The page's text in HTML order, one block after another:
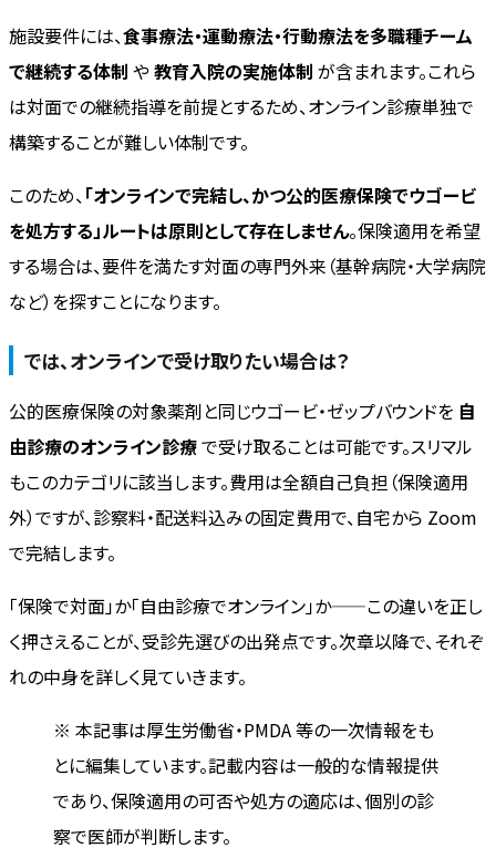
施設要件には、食事療法・運動療法・行動療法を多職種チーム
で継続する体制 や教育入院の実施体制 が含まれます。これら
は対面での継続指導を前提とするため、オンライン診療単独で
構築することが難しい体制です。
このため、 「オンラインで完結し、かつ公的医療保険でウゴービ
を処方する」ルートは原則として存在しません。保険適用を希望
する場合は、要件を満たす対面の専門外来（基幹病院・大学病院
など）を探すことになります。
では、オンラインで受け取りたい場合は？
公的医療保険の対象薬剤と同じウゴービ・ゼップバウンドを 自
由診療のオンライン診療で受け取ることは可能です。スリマル
もこのカテゴリに該当します。費用は全額自己負担（保険適用
外）ですが、診察料・配送料込みの固定費用で、自宅から Zoom
で完結します。
「保険で対面」か「自由診療でオンライン」か——この違いを正し
く押さえることが、受診先選びの出発点です。次章以降で、それぞ
れの中身を詳しく見ていきます。
※ 本記事は厚生労働省・PMDA 等の一次情報をも
とに編集しています。記載内容は一般的な情報提供
であり、保険適用の可否や処方の適応は、個別の診
察で医師が判断します。